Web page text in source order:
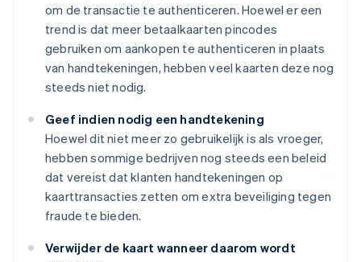
om de transactie te authenticeren. Hoewel er een
trend is dat meer betaalkaarten pincodes
gebruiken om aankopen te authenticeren in plaats
van handtekeningen, hebben veel kaarten deze nog
steeds niet nodig.
Geef indien nodig een handtekening
Hoewel dit niet meer zo gebruikelijk is als vroeger,
hebben sommige bedrijven nog steeds een beleid
dat vereist dat klanten handtekeningen op
kaarttransacties zetten om extra beveiliging tegen
fraude te bieden.
Verwijder de kaart wanneer daarom wordt